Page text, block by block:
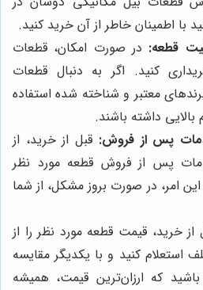
با اطمینان خاطر از آن خرید کنید.
قطعه: در صورت امکان، قطعات
کنید. اگر به دنبال قطعات
معتبر و شناخته شده استفاده
داشته باشند.
پس از فروش: قبل از خرید، از
پس از فروش قطعه مورد نظر
امر، در صورت بروز مشکل، از شما
از خرید، قیمت قطعه مورد نظر را از
استعلام کنید و با یکدیگر مقایسه
که ارزان‌ترین قیمت، همیشه